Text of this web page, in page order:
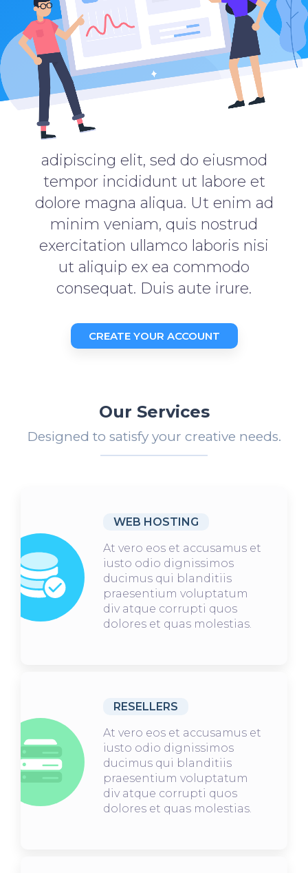
adipiscing elit, sed do eiusmod
tempor incididunt ut labore et
dolore magna aliqua. Ut enim ad
minim veniam, quis nostrud
exercitation ullamco laboris nisi
ut aliquip ex ea commodo
consequat. Duis aute irure.
CREATE YOUR ACCOUNT
Our Services
Designed to satisfy your creative needs.
WEB HOSTING
At vero eos et accusamus et
iusto odio dignissimos
ducimus qui blanditiis
praesentium voluptatum
div atque corrupti quos
dolores et quas molestias.
RESELLERS
At vero eos et accusamus et
iusto odio dignissimos
ducimus qui blanditiis
praesentium voluptatum
div atque corrupti quos
dolores et quas molestias.